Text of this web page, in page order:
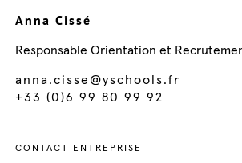
Anna Cissé
Responsable Orientation et
anna.cisse@yschools.fr
+33 (0)6 99 80 99 92
CONTACT ENTREPRISE